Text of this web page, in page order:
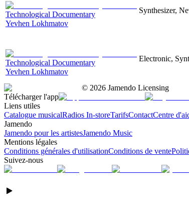
Technological Documentary
Yevhen Lokhmatov
Synthesizer,
Technological Documentary
Yevhen Lokhmatov
Electronic,
© 2026 Jamendo Licensing
Télécharger l'app
Liens utiles
Catalogue musicalRadios In-storeTarifsContactCentre
Jamendo
Jamendo pour les artistesJamendo Music
Mentions légales
Conditions générales d'utilisationConditions de vente
Suivez-nous